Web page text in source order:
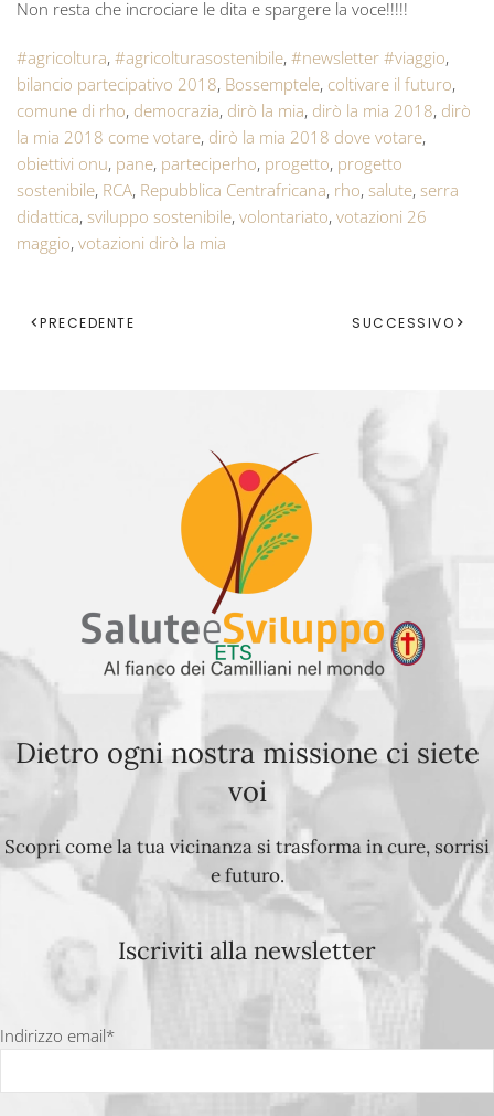
Non resta che incrociare le dita e spargere la voce!!!!!
#agricoltura, #agricolturasostenibile, #newsletter #viaggio,
bilancio partecipativo 2018, Bossemptele, coltivare il futuro,
comune di rho, democrazia, dirò la mia, dirò la mia 2018, dirò
la mia 2018 come votare, dirò la mia 2018 dove votare,
obiettivi onu, pane, parteciperho, progetto, progetto
sostenibile, RCA, Repubblica Centrafricana, rho, salute, serra
didattica, sviluppo sostenibile, volontariato, votazioni 26
maggio, votazioni dirò la mia
PRECEDENTE SUCCESSIVO
Dietro ogni nostra missione ci siete
voi
Scopri come la tua vicinanza si trasforma in cure, sorrisi
e futuro.
Iscriviti alla newsletter
Indirizzo email*